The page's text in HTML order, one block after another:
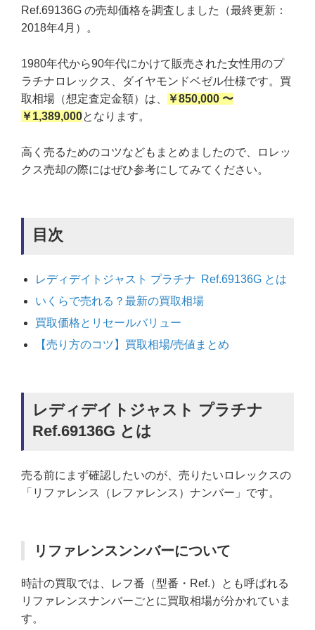
Ref.69136G の売却価格を調査しました（最終更新：
2018年4月）。
1980年代から90年代にかけて販売された女性用のプ
ラチナロレックス、ダイヤモンドベゼル仕様です。買
取相場（想定査定金額）は、
￥850,000 〜
￥1,389,000となります。
高く売るためのコツなどもまとめましたので、ロレッ
クス売却の際にはぜひ参考にしてみてください。
目次
レディデイトジャスト プラチナ Ref.69136G とは
いくらで売れる？最新の買取相場
買取価格とリセールバリュー
【売り方のコツ】買取相場/売値まとめ
レディデイトジャスト プラチナ
Ref.69136G とは
売る前にまず確認したいのが、売りたいロレックスの
「リファレンス（レファレンス）ナンバー」です。
リファレンスンンバーについて
時計の買取では、レフ番（型番・Ref.）とも呼ばれる
リファレンスナンバーごとに買取相場が分かれていま
す。